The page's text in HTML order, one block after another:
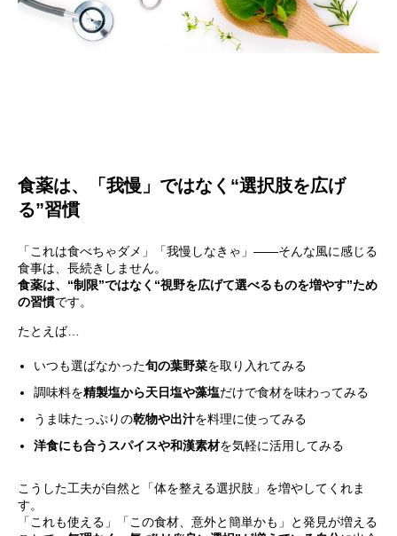
食薬は、「我慢」ではなく“選択肢を広げ
る”習慣
「これは食べちゃダメ」「我慢しなきゃ」――そんな風に感じる
食事は、長続きしません。
食薬は、“制限”ではなく“視野を広げて選べるものを増やす”ため
の習慣です。
たとえば…
いつも選ばなかった旬の葉野菜を取り入れてみる
調味料を精製塩から天日塩や藻塩だけで食材を味わってみる
うま味たっぷりの乾物や出汁を料理に使ってみる
洋食にも合うスパイスや和漢素材を気軽に活用してみる
こうした工夫が自然と「体を整える選択肢」を増やしてくれま
す。
「これも使える」「この食材、意外と簡単かも」と発見が増える